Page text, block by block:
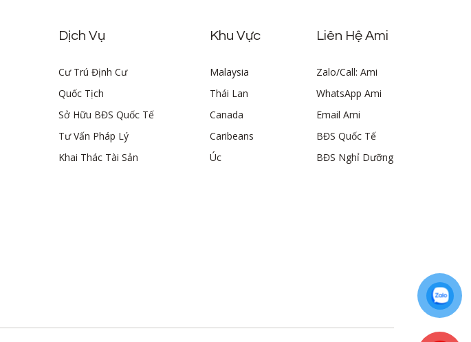
Dịch Vụ
Cư Trú Định Cư
Quốc Tịch
Sở Hữu BĐS Quốc Tế
Tư Vấn Pháp Lý
Khai Thác Tài Sản
Khu Vực
Malaysia
Thái Lan
Canada
Caribeans
Úc
Liên Hệ Ami
Zalo/Call: Ami
WhatsApp Ami
Email Ami
BĐS Quốc Tế
BĐS Nghỉ Dưỡng